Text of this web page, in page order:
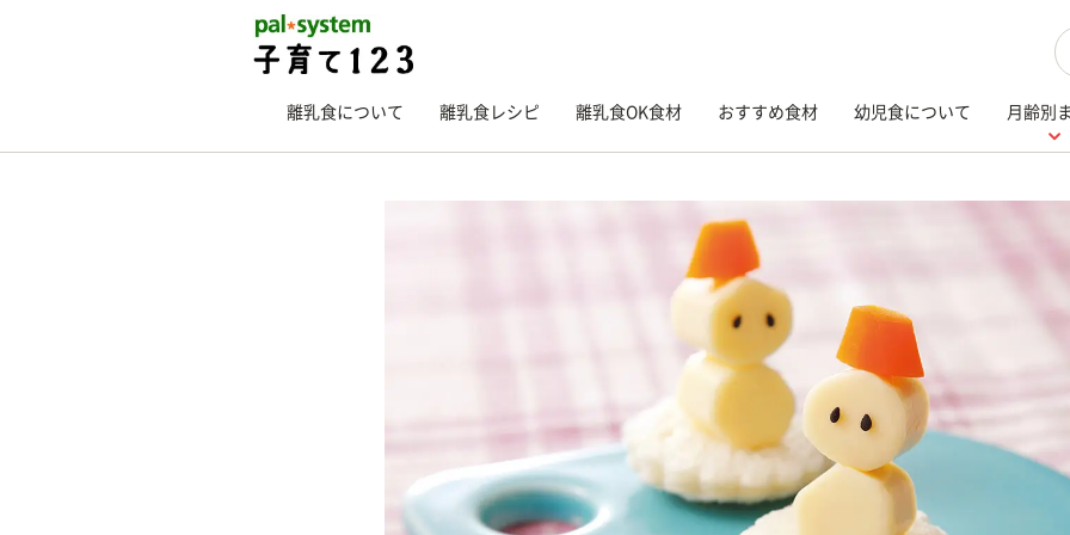
離乳食について 離乳食レシピ 離乳食OK食材 おすすめ食材 幼児食について 月齢別